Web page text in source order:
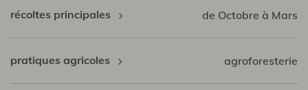
récoltes principales de Octobre à Mars
pratiques agricoles agroforesterie